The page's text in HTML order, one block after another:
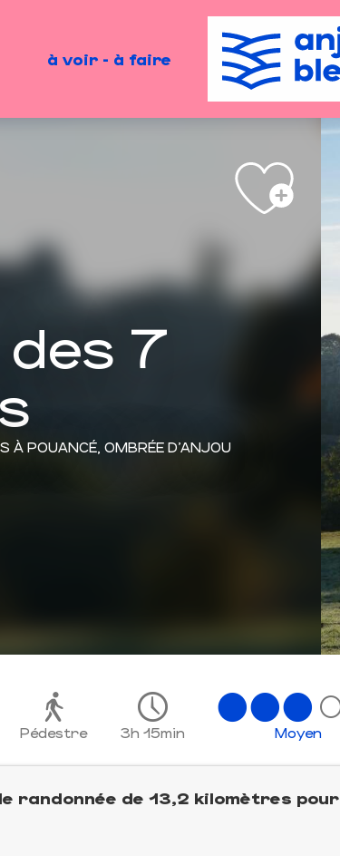
à voir - à faire
7
À POUANCÉ, OMBRÉE D'ANJOU
Pédestre 3h 15min Moyen
randonnée de 13,2 kilomètres pour